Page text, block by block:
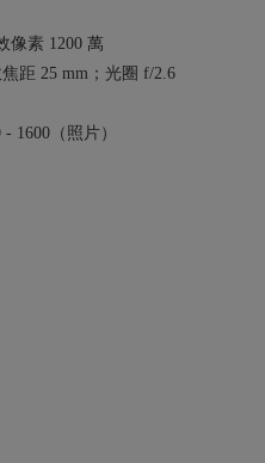
像素 1200 萬
距 25 mm；光圈 f/2.6
1600（照片）